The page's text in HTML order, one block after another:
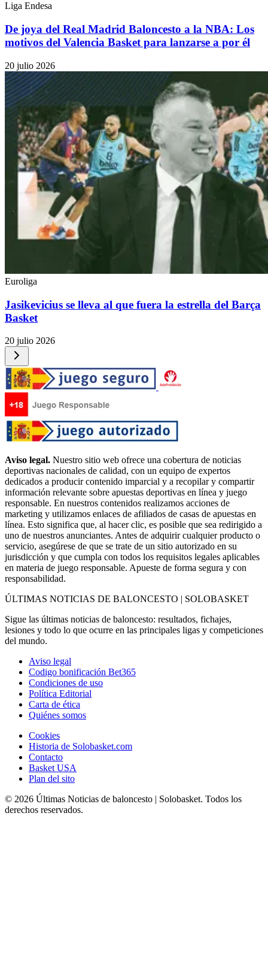
Liga Endesa
De joya del Real Madrid Baloncesto a la NBA: Los
motivos del Valencia Basket para lanzarse a por él
20 julio 2026
Euroliga
Jasikevicius se lleva al que fuera la estrella del Barça
Basket
20 julio 2026
Aviso legal. Nuestro sitio web ofrece una cobertura de noticias
deportivas nacionales de calidad, con un equipo de expertos
dedicados a producir contenido imparcial y a recopilar y compartir
información relevante sobre apuestas deportivas en línea y juego
responsable. En nuestros contenidos realizamos acciones de
marketing y utilizamos enlaces de afiliados de casas de apuestas en
línea. Esto significa que, al hacer clic, es posible que sea redirigido a
uno de nuestros anunciantes. Antes de adquirir cualquier producto o
servicio, asegúrese de que se trate de un sitio autorizado en su
jurisdicción y que cumpla con todos los requisitos legales aplicables
en materia de juego responsable. Apueste de forma segura y con
responsabilidad.
ÚLTIMAS NOTICIAS DE BALONCESTO | SOLOBASKET
Sigue las últimas noticias de baloncesto: resultados, fichajes,
lesiones y todo lo que ocurre en las principales ligas y competiciones
del mundo.
Aviso legal
Codigo bonificación Bet365
Condiciones de uso
Política Editorial
Carta de ética
Quiénes somos
Cookies
Historia de Solobasket.com
Contacto
Basket USA
Plan del sito
© 2026 Últimas Noticias de baloncesto | Solobasket. Todos los
derechos reservados.